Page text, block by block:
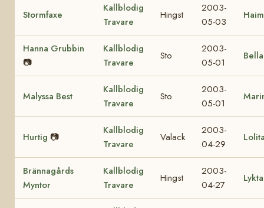
Stormfaxe
Kallblodig
Travare
Hingst
2003-
05-03
Hanna Grubbin
📷
Kallblodig
Travare
Sto
2003-
05-01
Malyssa Best
Kallblodig
Travare
Sto
2003-
05-01
Hurtig 📷
Kallblodig
Travare
Valack
2003-
04-29
Brännagårds
Myntor
Kallblodig
Travare
Hingst
2003-
04-27
Lykta